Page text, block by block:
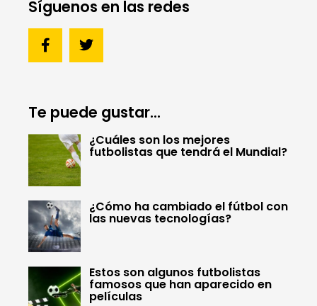
Síguenos en las redes
Te puede gustar...
¿Cuáles son los mejores
futbolistas que tendrá el Mundial?
¿Cómo ha cambiado el fútbol con
las nuevas tecnologías?
Estos son algunos futbolistas
famosos que han aparecido en
películas